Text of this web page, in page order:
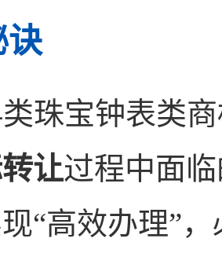
诀
珠宝钟表类
让过程中面
“高效办理”